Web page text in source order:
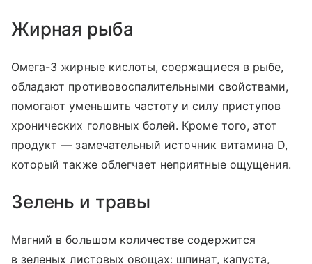
Жирная рыба
Омега-3 жирные кислоты, соержащиеся в рыбе,
обладают противовоспалительными свойствами,
помогают уменьшить частоту и силу приступов
хронических головных болей. Кроме того, этот
продукт — замечательный источник витамина D,
который также облегчает неприятные ощущения.
Зелень и травы
Магний в большом количестве содержится
в зеленых листовых овощах: шпинат, капуста,